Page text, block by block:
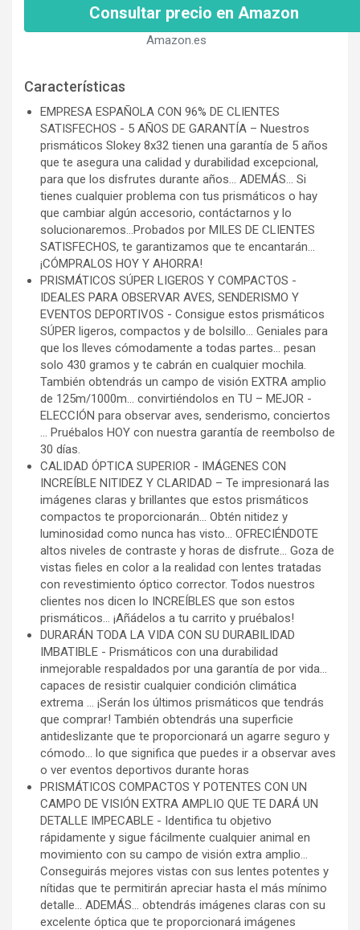
Consultar precio en Amazon
Amazon.es
Características
EMPRESA ESPAÑOLA CON 96% DE CLIENTES
SATISFECHOS - 5 AÑOS DE GARANTÍA – Nuestros
prismáticos Slokey 8x32 tienen una garantía de 5 años
que te asegura una calidad y durabilidad excepcional,
para que los disfrutes durante años… ADEMÁS… Si
tienes cualquier problema con tus prismáticos o hay
que cambiar algún accesorio, contáctarnos y lo
solucionaremos…Probados por MILES DE CLIENTES
SATISFECHOS, te garantizamos que te encantarán…
¡CÓMPRALOS HOY Y AHORRA!
PRISMÁTICOS SÚPER LIGEROS Y COMPACTOS -
IDEALES PARA OBSERVAR AVES, SENDERISMO Y
EVENTOS DEPORTIVOS - Consigue estos prismáticos
SÚPER ligeros, compactos y de bolsillo... Geniales para
que los lleves cómodamente a todas partes... pesan
solo 430 gramos y te cabrán en cualquier mochila.
También obtendrás un campo de visión EXTRA amplio
de 125m/1000m... convirtiéndolos en TU – MEJOR -
ELECCIÓN para observar aves, senderismo, conciertos
... Pruébalos HOY con nuestra garantía de reembolso de
30 días.
CALIDAD ÓPTICA SUPERIOR - IMÁGENES CON
INCREÍBLE NITIDEZ Y CLARIDAD – Te impresionará las
imágenes claras y brillantes que estos prismáticos
compactos te proporcionarán... Obtén nitidez y
luminosidad como nunca has visto... OFRECIÉNDOTE
altos niveles de contraste y horas de disfrute... Goza de
vistas fieles en color a la realidad con lentes tratadas
con revestimiento óptico corrector. Todos nuestros
clientes nos dicen lo INCREÍBLES que son estos
prismáticos... ¡Añádelos a tu carrito y pruébalos!
DURARÁN TODA LA VIDA CON SU DURABILIDAD
IMBATIBLE - Prismáticos con una durabilidad
inmejorable respaldados por una garantía de por vida...
capaces de resistir cualquier condición climática
extrema ... ¡Serán los últimos prismáticos que tendrás
que comprar! También obtendrás una superficie
antideslizante que te proporcionará un agarre seguro y
cómodo... lo que significa que puedes ir a observar aves
o ver eventos deportivos durante horas
PRISMÁTICOS COMPACTOS Y POTENTES CON UN
CAMPO DE VISIÓN EXTRA AMPLIO QUE TE DARÁ UN
DETALLE IMPECABLE - Identifica tu objetivo
rápidamente y sigue fácilmente cualquier animal en
movimiento con su campo de visión extra amplio...
Conseguirás mejores vistas con sus lentes potentes y
nítidas que te permitirán apreciar hasta el más mínimo
detalle... ADEMÁS... obtendrás imágenes claras con su
excelente óptica que te proporcionará imágenes